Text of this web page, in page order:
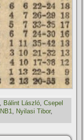
Bálint László ,Csepel
NB1, Nyilasi Tibor,